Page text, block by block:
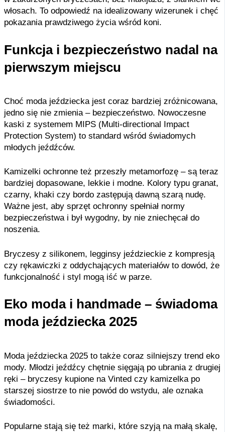
włosach. To odpowiedź na idealizowany wizerunek i chęć
pokazania prawdziwego życia wśród koni.
Funkcja i bezpieczeństwo nadal na
pierwszym miejscu
Choć moda jeździecka jest coraz bardziej zróżnicowana,
jedno się nie zmienia – bezpieczeństwo. Nowoczesne
kaski z systemem MIPS (Multi-directional Impact
Protection System) to standard wśród świadomych
młodych jeźdźców.
Kamizelki ochronne też przeszły metamorfozę – są teraz
bardziej dopasowane, lekkie i modne. Kolory typu granat,
czarny, khaki czy bordo zastępują dawną szarą nudę.
Ważne jest, aby sprzęt ochronny spełniał normy
bezpieczeństwa i był wygodny, by nie zniechęcał do
noszenia.
Bryczesy z silikonem, legginsy jeździeckie z kompresją
czy rękawiczki z oddychających materiałów to dowód, że
funkcjonalność i styl mogą iść w parze.
Eko moda i handmade – świadoma
moda jeździecka 2025
Moda jeździecka 2025 to także coraz silniejszy trend eko
mody. Młodzi jeźdźcy chętnie sięgają po ubrania z drugiej
ręki – bryczesy kupione na Vinted czy kamizelka po
starszej siostrze to nie powód do wstydu, ale oznaka
świadomości.
Popularne stają się też marki, które szyją na małą skalę,